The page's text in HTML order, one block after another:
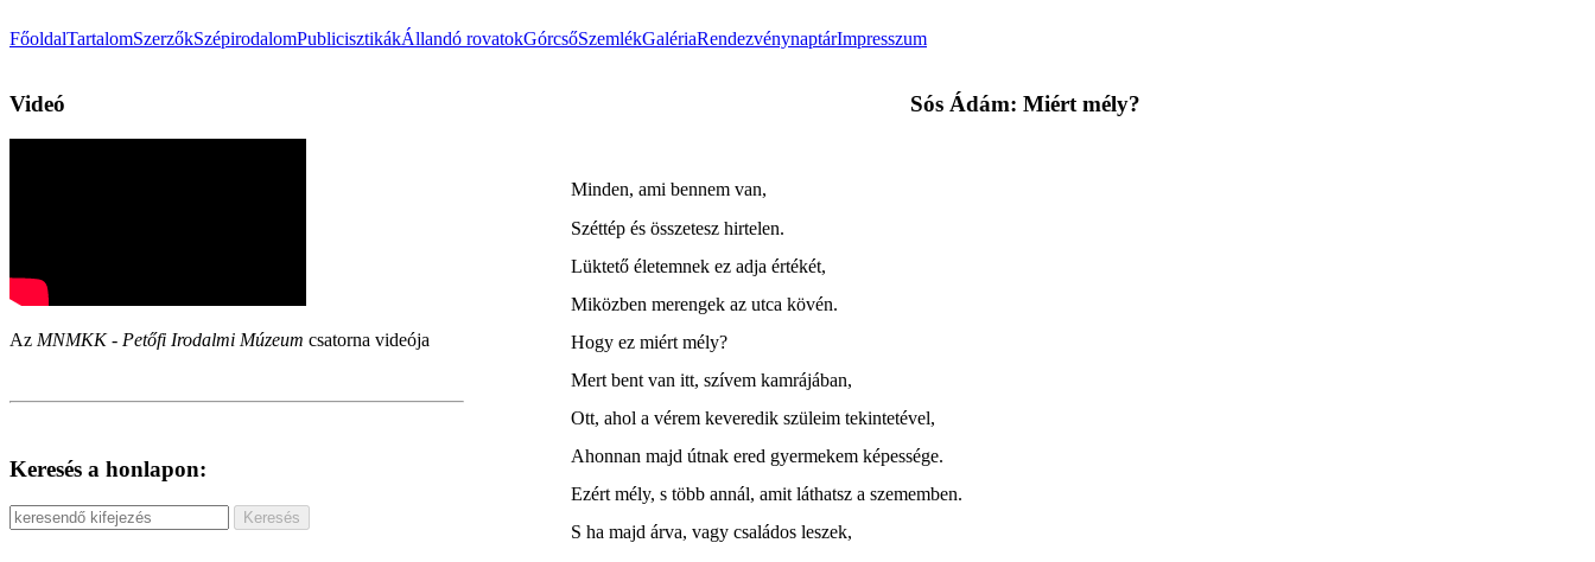
FőoldalTartalomSzerzőkSzépirodalomPublicisztikákÁllandó rovatokGórcsőSzemlékGalériaRendezvénynaptárImpresszum
Videó
Az MNMKK - Petőfi Irodalmi Múzeum csatorna videója
Keresés a honlapon:
Sós Ádám: Miért mély?
Minden, ami bennem van,
Széttép és összetesz hirtelen.
Lüktető életemnek ez adja értékét,
Miközben merengek az utca kövén.
Hogy ez miért mély?
Mert bent van itt, szívem kamrájában,
Ott, ahol a vérem keveredik szüleim tekintetével,
Ahonnan majd útnak ered gyermekem képessége.
Ezért mély, s több annál, amit láthatsz a szememben.
S ha majd árva, vagy családos leszek,